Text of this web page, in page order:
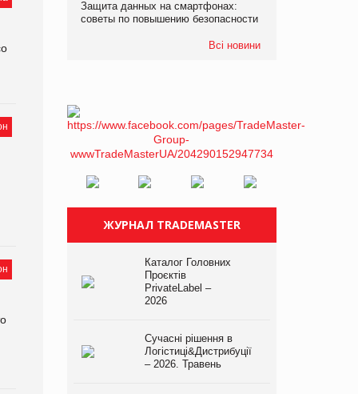
Защита данных на смартфонах:
советы по повышению безопасности
Всі новини
ЖУРНАЛ TRADEMASTER
Каталог Головних
Проєктів
PrivateLabel –
2026
Сучасні рішення в
Логістиці&Дистрибуції
– 2026. Травень